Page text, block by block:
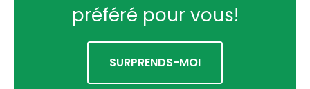
préféré pour vous!
SURPRENDS-MOI